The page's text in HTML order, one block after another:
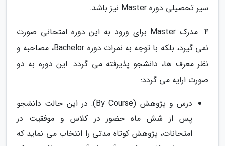
سیر تحصیلی دوره Master نیز باشد.
4. مدرک Master برای ورود به این دوره امتحانی صورت
نمی گیرد، بلکه با توجه به نمرات دوره Bachelor، مصاحبه و
نظر معرف ها، دانشجو پذیرفته می گردد. این دوره به دو
صورت ارایه می گردد:
درس و پژوهش (By Course): در این حالت دانشجو
پس از شش ماه حضور در کلاس و موفقیت در
امتحانات، پژوهش کوتاه مدتی را انتخاب می نماید که